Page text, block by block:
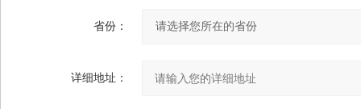
省份：
详细地址：